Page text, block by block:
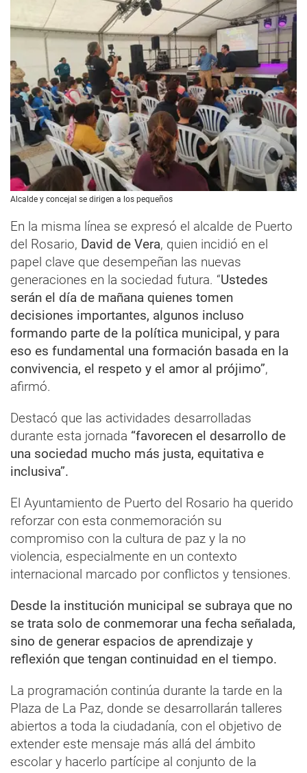
Alcalde y concejal se dirigen a los pequeños
En la misma línea se expresó el alcalde de Puerto
del Rosario, David de Vera, quien incidió en el
papel clave que desempeñan las nuevas
generaciones en la sociedad futura. “Ustedes
serán el día de mañana quienes tomen
decisiones importantes, algunos incluso
formando parte de la política municipal, y para
eso es fundamental una formación basada en la
convivencia, el respeto y el amor al prójimo”,
afirmó.
Destacó que las actividades desarrolladas
durante esta jornada “favorecen el desarrollo de
una sociedad mucho más justa, equitativa e
inclusiva”.
El Ayuntamiento de Puerto del Rosario ha querido
reforzar con esta conmemoración su
compromiso con la cultura de paz y la no
violencia, especialmente en un contexto
internacional marcado por conflictos y tensiones.
Desde la institución municipal se subraya que no
se trata solo de conmemorar una fecha señalada,
sino de generar espacios de aprendizaje y
reflexión que tengan continuidad en el tiempo.
La programación continúa durante la tarde en la
Plaza de La Paz, donde se desarrollarán talleres
abiertos a toda la ciudadanía, con el objetivo de
extender este mensaje más allá del ámbito
escolar y hacerlo partícipe al conjunto de la